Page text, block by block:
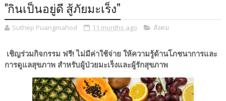
"กินเป็นอยู่ดี สู้ภัยมะเร็ง”
Suthep Puangmahod 11 months ago สังคม
เชิญร่วมกิจกรรม ฟรี! ไม่มีค่าใช้จ่าย ให้ความรู้ด้านโภชนาการและ
การดูแลสุขภาพ สำหรับผู้ป่วยมะเร็งและผู้รักสุขภาพ